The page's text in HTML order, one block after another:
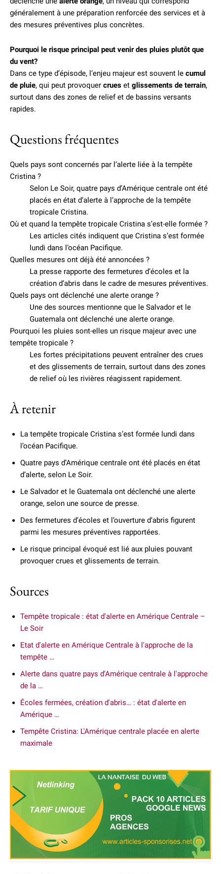
généralement à une préparation renforcée des services et à
des mesures préventives plus concrètes.
Pourquoi le risque principal peut venir des pluies plutôt que
du vent?
Dans ce type d’épisode, l’enjeu majeur est souvent le cumul
de pluie, qui peut provoquer crues et glissements de terrain,
surtout dans des zones de relief et de bassins versants
rapides.
Questions fréquentes
Quels pays sont concernés par l’alerte liée à la tempête
Cristina ?
Selon Le Soir, quatre pays d’Amérique centrale ont été
placés en état d’alerte à l’approche de la tempête
tropicale Cristina.
Où et quand la tempête tropicale Cristina s’est-elle formée ?
Les articles cités indiquent que Cristina s’est formée
lundi dans l’océan Pacifique.
Quelles mesures ont déjà été annoncées ?
La presse rapporte des fermetures d’écoles et la
création d’abris dans le cadre de mesures préventives.
Quels pays ont déclenché une alerte orange ?
Une des sources mentionne que le Salvador et le
Guatemala ont déclenché une alerte orange.
Pourquoi les pluies sont-elles un risque majeur avec une
tempête tropicale ?
Les fortes précipitations peuvent entraîner des crues
et des glissements de terrain, surtout dans des zones
de relief où les rivières réagissent rapidement.
À retenir
La tempête tropicale Cristina s’est formée lundi dans
l’océan Pacifique.
Quatre pays d’Amérique centrale ont été placés en état
d’alerte, selon Le Soir.
Le Salvador et le Guatemala ont déclenché une alerte
orange, selon une source de presse.
Des fermetures d’écoles et l’ouverture d’abris figurent
parmi les mesures préventives rapportées.
Le risque principal évoqué est lié aux pluies pouvant
provoquer crues et glissements de terrain.
Sources
Tempête tropicale : état d'alerte en Amérique Centrale –
Le Soir
Etat d'alerte en Amérique Centrale à l'approche de la
tempête …
Alerte dans quatre pays d'Amérique centrale à l'approche
de la …
Écoles fermées, création d'abris… : état d'alerte en
Amérique …
Tempête Cristina: L'Amérique centrale placée en alerte
maximale